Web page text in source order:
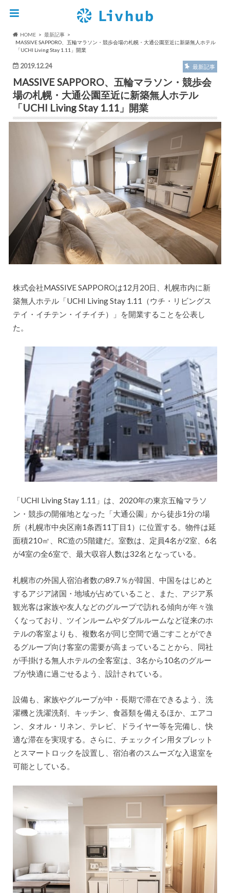
HOME
最新記事
MASSIVE SAPPORO、五輪マラソン・競歩会場の札幌・大通公園至近に新築無人ホテル
「UCHI Living Stay 1.11」開業
2019.12.24 最新記事
MASSIVE SAPPORO、五輪マラソン・競歩会
場の札幌・大通公園至近に新築無人ホテル
「UCHI Living Stay 1.11」開業
株式会社MASSIVE SAPPOROは12月20日、札幌市内に新
築無人ホテル「UCHI Living Stay 1.11（ウチ・リビングス
テイ・イチテン・イチイチ）」を開業することを公表し
た。
「UCHI Living Stay 1.11」は、2020年の東京五輪マラソ
ン・競歩の開催地となった「大通公園」から徒歩1分の場
所（札幌市中央区南1条西11丁目1）に位置する。物件は延
面積210㎡、RC造の5階建だ。室数は、定員4名が2室、6名
が4室の全6室で、最大収容人数は32名となっている。
札幌市の外国人宿泊者数の89.7％が韓国、中国をはじめと
するアジア諸国・地域が占めていること、また、アジア系
観光客は家族や友人などのグループで訪れる傾向が年々強
くなっており、ツインルームやダブルルームなど従来のホ
テルの客室よりも、複数名が同じ空間で過ごすことができ
るグループ向け客室の需要が高まっていることから、同社
が手掛ける無人ホテルの全客室は、3名から10名のグルー
プが快適に過ごせるよう、設計されている。
設備も、家族やグループが中・長期で滞在できるよう、洗
濯機と洗濯洗剤、キッチン、食器類を備えるほか、エアコ
ン、タオル・リネン、テレビ、ドライヤー等を完備し、快
適な滞在を実現する。さらに、チェックイン用タブレット
とスマートロックを設置し、宿泊者のスムーズな入退室を
可能としている。